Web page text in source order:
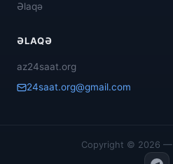
Əlaqə
ƏLAQƏ
az24saat.org
24saat.org@gmail.com
Copyright © 2026 —